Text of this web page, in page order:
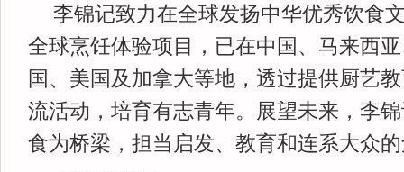
李锦记致力在全球发扬中华优秀饮食
全球烹饪体验项目，已在中国、马来西
国、美国及加拿大等地，透过提供厨艺
流活动，培育有志青年。展望未来，李
食为桥梁，担当启发、教育和连系大众